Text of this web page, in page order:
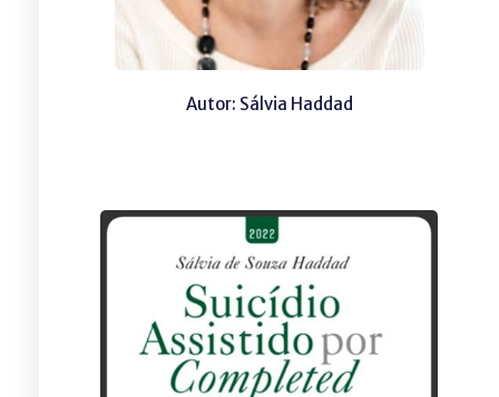
Autor: Sálvia Haddad